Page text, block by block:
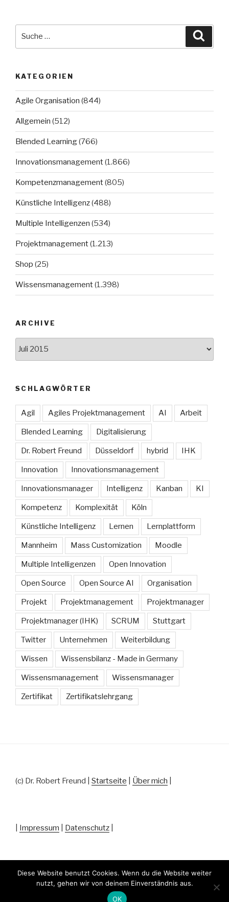
KATEGORIEN
Agile Organisation (844)
Allgemein (512)
Blended Learning(766)
Innovationsmanagement(1.866)
Kompetenzmanagement(805)
Künstliche Intelligenz(488)
Multiple Intelligenzen (534)
Projektmanagement(1.213)
Shop (25)
Wissensmanagement(1.398)
ARCHIVE
SCHLAGWÖRTER
Agil Agiles Projektmanagement AI Arbeit
Blended Learning Digitalisierung
Dr. Robert Freund Düsseldorf hybrid IHK
Innovation Innovationsmanagement
Innovationsmanager Intelligenz Kanban KI
Kompetenz Komplexität Köln
Künstliche Intelligenz Lernen Lernplattform
Mannheim Mass Customization Moodle
Multiple Intelligenzen Open Innovation
Open Source Open Source AI Organisation
Projekt Projektmanagement Projektmanager
Projektmanager (IHK) SCRUM Stuttgart
Twitter Unternehmen Weiterbildung
Wissen Wissensbilanz - Made in Germany
Wissensmanagement Wissensmanager
Zertifikat Zertifikatslehrgang
(c) Dr. Robert Freund | Startseite Über mich
Impressum Datenschutz
Datenschutz Stolz präsentiert von WordPress
Diese Website benutzt Cookies. Wenn du die Website weiter
nutzt, gehen wir von deinem Einverständnis aus.
OK